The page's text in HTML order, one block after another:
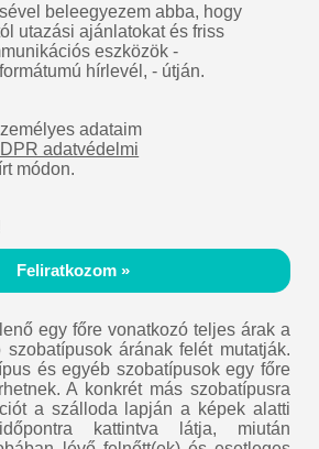
beleegyezem abba, hogy
utazási ajánlatokat és friss
eszközök -
hírlevél, - útján.
adataim
adatvédelmi
módon.
Feliratkozom »
egy főre vonatkozó teljes árak a
szobatípusok árának felét mutatják.
és egyéb szobatípusok egy főre
A konkrét más szobatípusra
a szálloda lapján a képek alatti
kattintva látja, miután